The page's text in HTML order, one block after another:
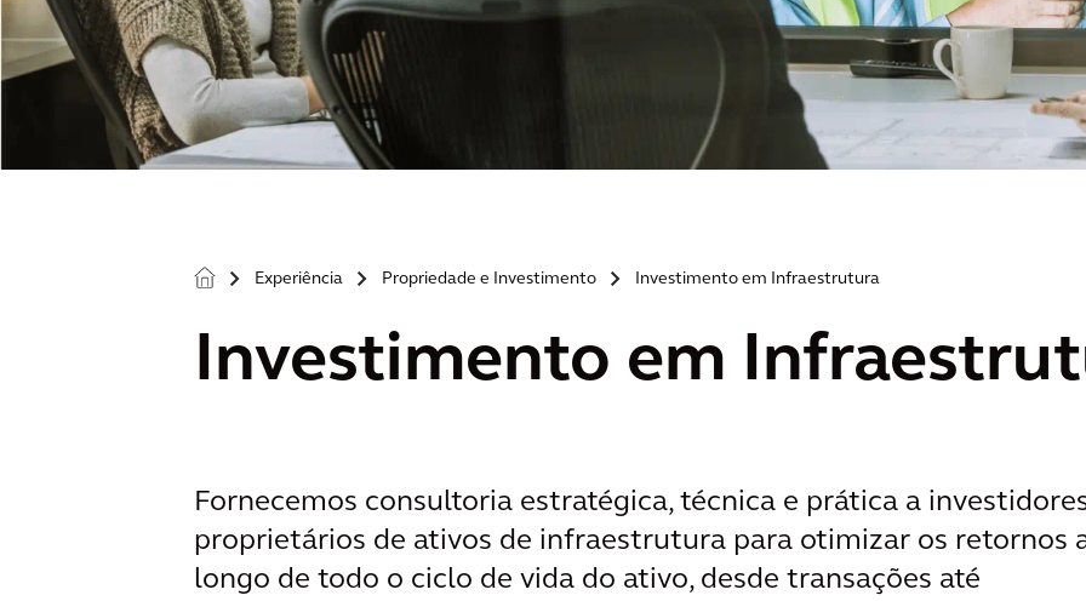
> Experiência > Propriedade e Investimento > Investimento em Infraestrutura
Investimento em
Fornecemos consultoria estratégica, técnica e prática a
proprietários de ativos de infraestrutura para otimizar os retornos
longo de todo o ciclo de vida do ativo, desde transações até